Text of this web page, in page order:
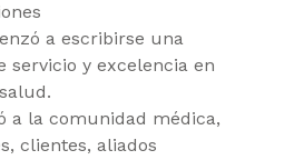
a escribirse una
servicio y excelencia en
a la comunidad médica,
clientes, aliados